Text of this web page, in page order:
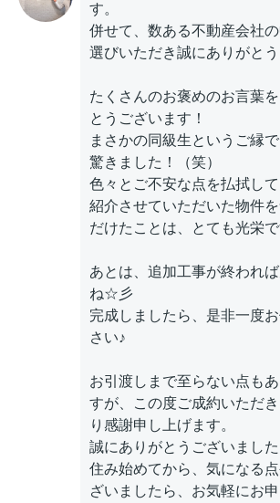
す。
併せて、数ある不動産会社
選びいただき誠にありがとう
たくさんのお褒めのお言葉
とうございます！
まさかの同級生というご縁
驚きました！（笑）
色々とご不安な点を払拭し
紹介させていただいた物件
だけたことは、とても光栄で
あとは、追加工事が終われ
ね☆彡
完成しましたら、是非一度
さい♪
お引渡しまで至らない点も
すが、この度ご成約いただ
り感謝申し上げます。
誠にありがとうございました
住み始めてから、気になる
ざいましたら、お気軽にお